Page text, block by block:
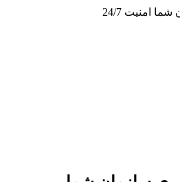
شما امنیت 24/7